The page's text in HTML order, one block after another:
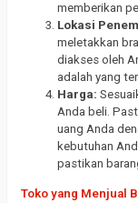
memberikan
Lokasi
meletakkan
diakses oleh
adalah yang
Harga:
Anda beli.
uang Anda
kebutuhan
pastikan
Toko yang Menjual